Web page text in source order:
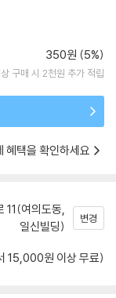
350원 (5%)
구매 시 2천원 추가 적립
혜택을 확인하세요
11(여의도동,
일신빌딩)
변경
15,000원 이상 무료)